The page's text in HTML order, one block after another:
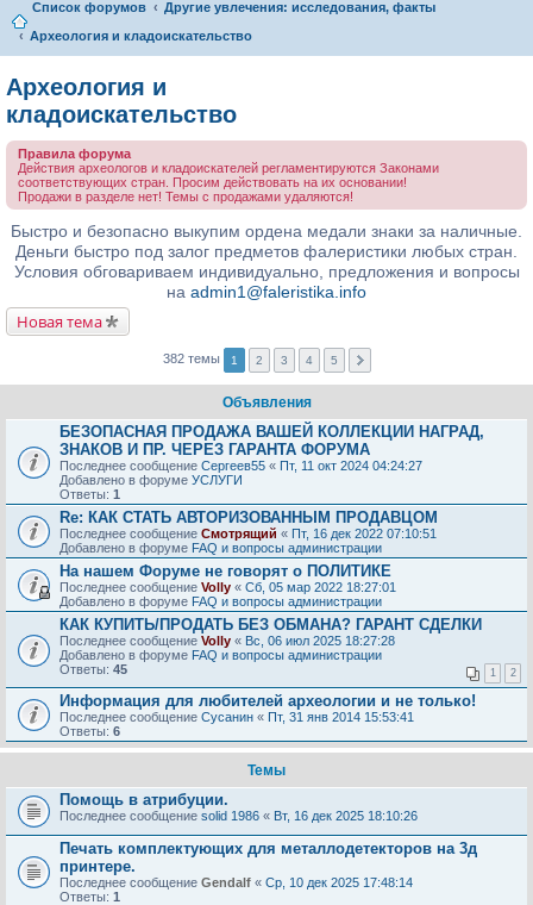
Список форумов
Другие увлечения: исследования, факты
Археология и кладоискательство
Археология и
кладоискательство
Правила форума
Действия археологов и кладоискателей регламентируются Законами
соответствующих стран. Просим действовать на их основании!
Продажи в разделе нет! Темы с продажами удаляются!
Быстро и безопасно выкупим ордена медали знаки за наличные.
Деньги быстро под залог предметов фалеристики любых стран.
Условия обговариваем индивидуально, предложения и вопросы
на admin1@faleristika.info
Новая тема
382 темы 1 2 3 4 5
Объявления
БЕЗОПАСНАЯ ПРОДАЖА ВАШЕЙ КОЛЛЕКЦИИ НАГРАД,
ЗНАКОВ И ПР. ЧЕРЕЗ ГАРАНТА ФОРУМА
Последнее сообщение Сергеев55 « Пт, 11 окт 2024 04:24:27
Добавлено в форуме УСЛУГИ
Ответы: 1
Re: КАК СТАТЬ АВТОРИЗОВАННЫМ ПРОДАВЦОМ
Последнее сообщение Смотрящий « Пт, 16 дек 2022 07:10:51
Добавлено в форуме FAQ и вопросы администрации
На нашем Форуме не говорят о ПОЛИТИКЕ
Последнее сообщение Volly « Сб, 05 мар 2022 18:27:01
Добавлено в форуме FAQ и вопросы администрации
КАК КУПИТЬ/ПРОДАТЬ БЕЗ ОБМАНА? ГАРАНТ СДЕЛКИ
Последнее сообщение Volly « Вс, 06 июл 2025 18:27:28
Добавлено в форуме FAQ и вопросы администрации
Ответы: 45 1 2
Информация для любителей археологии и не только!
Последнее сообщение Сусанин « Пт, 31 янв 2014 15:53:41
Ответы: 6
Темы
Помощь в атрибуции.
Последнее сообщение solid 1986 « Вт, 16 дек 2025 18:10:26
Печать комплектующих для металлодетекторов на 3д
принтере.
Последнее сообщение Gendalf « Ср, 10 дек 2025 17:48:14
Ответы: 1